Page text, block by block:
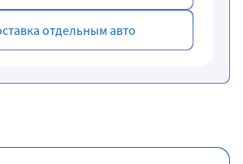
отдельным авто